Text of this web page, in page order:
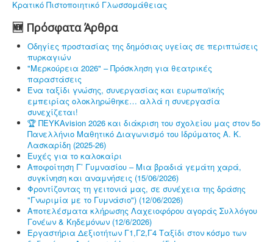
Κρατικό Πιστοποιητικό Γλωσσομάθειας
🆕 Πρόσφατα Άρθρα
Οδηγίες προστασίας της δημόσιας υγείας σε περιπτώσεις
πυρκαγιών
"Μερκούρεια 2026" – Πρόσκληση για θεατρικές
παραστάσεις
Ένα ταξίδι γνώσης, συνεργασίας και ευρωπαϊκής
εμπειρίας ολοκληρώθηκε… αλλά η συνεργασία
συνεχίζεται!
🏆 ΠΕΥΚΑvision 2026 και διάκριση του σχολείου μας στον 5ο
Πανελλήνιο Μαθητικό Διαγωνισμό του Ιδρύματος Α. Κ.
Λασκαρίδη (2025-26)
Ευχές για το καλοκαίρι
Αποφοίτηση Γ’ Γυμνασίου – Μια βραδιά γεμάτη χαρά,
συγκίνηση και αναμνήσεις (15/06/2026)
Φροντίζοντας τη γειτονιά μας, σε συνέχεια της δράσης
"Γνωριμία με το Γυμνάσιο") (12/06/2026)
Αποτελέσματα κλήρωσης Λαχειοφόρου αγοράς Συλλόγου
Γονέων & Κηδεμόνων (12/6/2026)
Εργαστήρια Δεξιοτήτων Γ1,Γ2,Γ4 Ταξίδι στον κόσμο των